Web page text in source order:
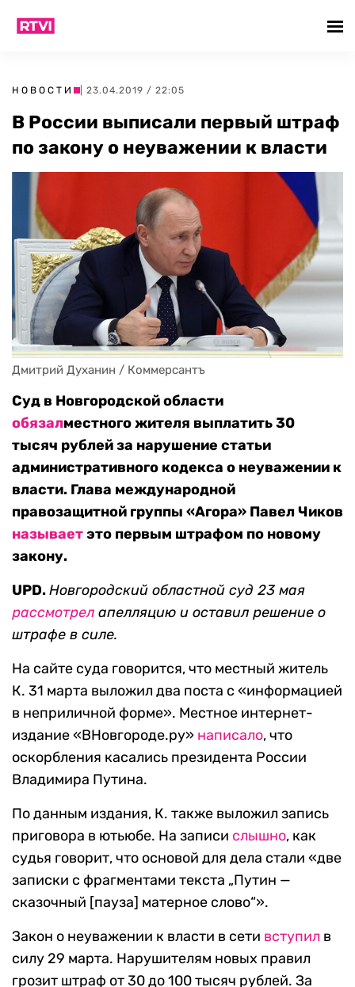
НОВОСТИ | 23.04.2019 / 22:05
В России выписали первый штраф
по закону о неуважении к власти
Дмитрий Духанин / Коммерсантъ
Суд в Новгородской области
обязалместного жителя выплатить 30
тысяч рублей за нарушение статьи
административного кодекса о неуважении к
власти. Глава международной
правозащитной группы «Агора» Павел Чиков
называетэто первым штрафом по новому
закону.
UPD.Новгородский областной суд 23 мая
рассмотрел апелляцию и оставил решение о
штрафе в силе.
На сайте суда говорится, что местный житель
К. 31 марта выложил два поста с «информацией
в неприличной форме». Местное интернет-
издание «ВНовгороде.ру» написало, что
оскорбления касались президента России
Владимира Путина.
По данным издания, К. также выложил запись
приговора в ютьюбе. На записи слышно, как
судья говорит, что основой для дела стали «две
записки с фрагментами текста „Путин —
сказочный [пауза] матерное слово“».
Закон о неуважении к власти в сети вступил в
силу 29 марта. Нарушителям новых правил
грозит штраф от 30 до 100 тысяч рублей. За